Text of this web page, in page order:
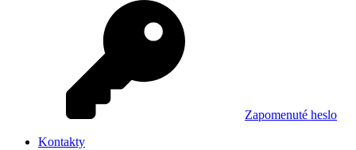
Zapomenuté heslo
Kontakty